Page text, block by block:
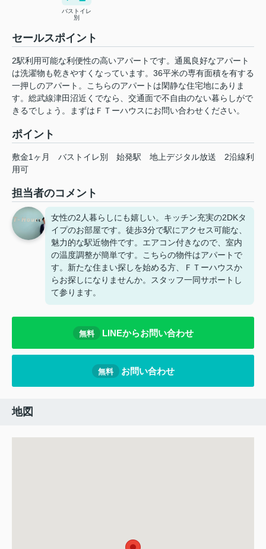
バストイレ
別
セールスポイント
2駅利用可能な利便性の高いアパートです。通風良好なアパート
は洗濯物も乾きやすくなっています。36平米の専有面積を有する
一押しのアパート。こちらのアパートは閑静な住宅地にありま
す。総武線津田沼近くでなら、交通面で不自由のない暮らしがで
きるでしょう。まずはＦＴーハウスにお問い合わせください。
ポイント
敷金1ヶ月 バストイレ別 始発駅 地上デジタル放送
2沿線利
用可
担当者のコメント
女性の2人暮らしにも嬉しい。キッチン充実の2DKタ
イプのお部屋です。徒歩3分で駅にアクセス可能な、
魅力的な駅近物件です。エアコン付きなので、室内
の温度調整が簡単です。こちらの物件はアパートで
す。新たな住まい探しを始める方、ＦＴーハウスか
らお探しになりませんか。スタッフ一同サポートし
て参ります。
無料 LINEからお問い合わせ
無料 お問い合わせ
地図